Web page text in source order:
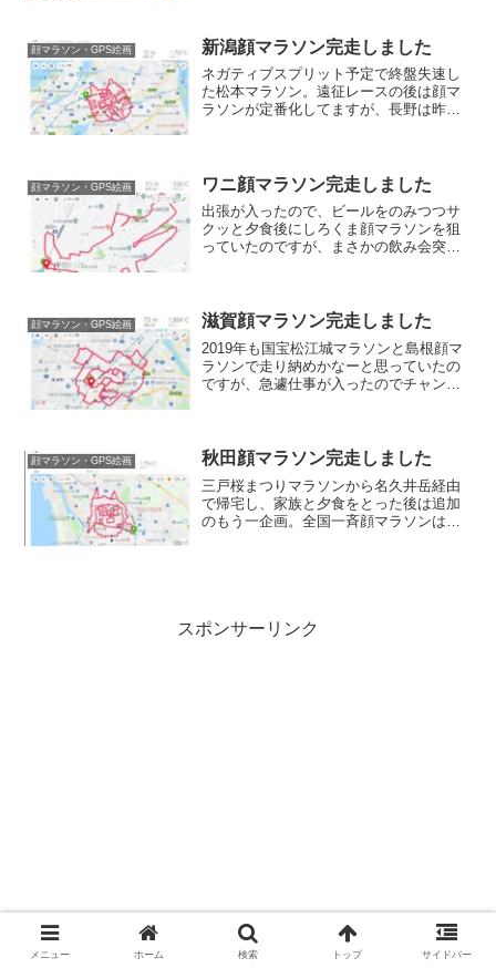
顔マラソン・GPS絵画 新潟顔マラソン完走しました
ネガティブスプリット予定で終盤失速し
た松本マラソン。遠征レースの後は顔マ
ラソンが定番化してますが、長野は昨年
トとなりました。移...
顔マラソン・GPS絵画 ワニ顔マラソン完走しました
出張が入ったので、ビールをのみつつサ
クッと夕食後にしろくま顔マラソンを狙
っていたのですが、まさかの飲み会突入
22:30。流石に翌日...
顔マラソン・GPS絵画 滋賀顔マラソン完走しました
2019年も国宝松江城マラソンと島根顔マ
ラソンで走り納めかなーと思っていたの
ですが、急遽仕事が入ったのでチャンス
と腹ごしらえ。カレ...
顔マラソン・GPS絵画 秋田顔マラソン完走しました
三戸桜まつりマラソンから名久井岳経由
で帰宅し、家族と夕食をとった後は追加
のもう一企画。全国一斉顔マラソンは行
スポンサーリンク
メニュー ホーム 検索 トップ サイドバー